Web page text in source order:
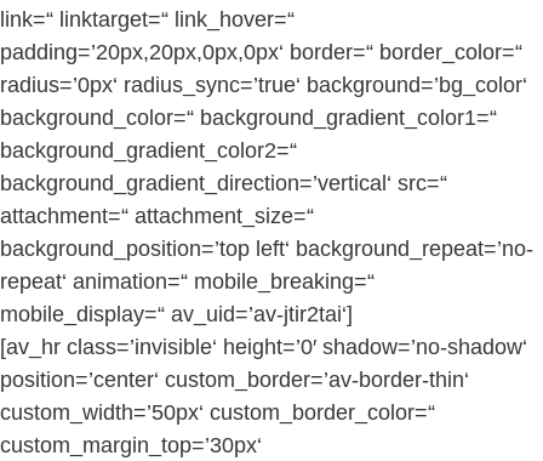
link=“ linktarget=“ link_hover=“
padding=’20px,20px,0px,0px‘ border=“ border_color=“
radius=’0px‘ radius_sync=’true‘ background=’bg_color‘
background_color=“ background_gradient_color1=“
background_gradient_color2=“
background_gradient_direction=’vertical‘ src=“
attachment=“ attachment_size=“
background_position=’top left‘ background_repeat=’no-
repeat‘ animation=“ mobile_breaking=“
mobile_display=“ av_uid=’av-jtir2tai‘]
[av_hr class=’invisible‘ height=’0′ shadow=’no-shadow‘
position=’center‘ custom_border=’av-border-thin‘
custom_width=’50px‘ custom_border_color=“
custom_margin_top=’30px‘